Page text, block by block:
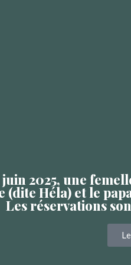
2025, une
(dite Héla) et le
Les réservations